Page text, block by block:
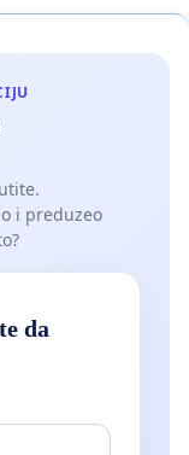
i preduzeo
da